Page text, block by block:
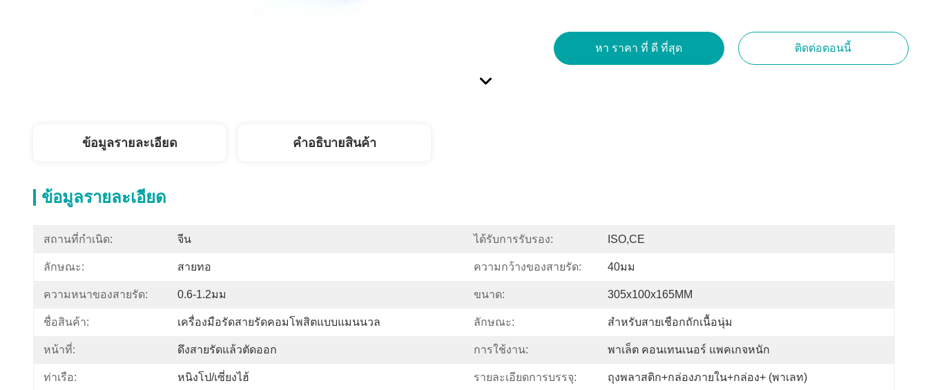
หา ราคา ที่ ดี ที่สุด ติดต่อตอนนี้
ข้อมูลรายละเอียด คําอธิบายสินค้า
ข้อมูลรายละเอียด
สถานที่กำเนิด: จีน ได้รับการรับรอง: ISO,CE
ลักษณะ: สายทอ ความกว้างของสายรัด: 40มม
ความหนาของสายรัด: 0.6-1.2มม ขนาด: 305x100x165MM
ชื่อสินค้า: เครื่องมือรัดสายรัดคอมโพสิตแบบแมนนวล ลักษณะ: สำหรับสายเชือกถักเนื้อนุ่ม
หน้าที่: ดึงสายรัดแล้วตัดออก การใช้งาน: พาเล็ต คอนเทนเนอร์ แพคเกจหนัก
ท่าเรือ: หนิงโป/เซี่ยงไฮ้ รายละเอียดการบรรจุ: ถุงพลาสติก+กล่องภายใน+กล่อง+ (พาเลท)